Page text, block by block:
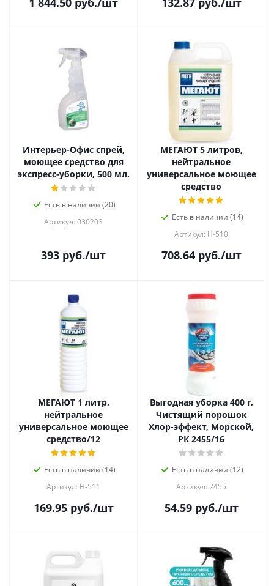
Интерьер-Офис спрей,
моющее средство для
экспресс-уборки, 500 мл.
Есть в наличии (20)
Артикул: 030203
393 руб./шт
МЕГАЮТ 5 литров,
нейтральное
универсальное моющее
средство
Есть в наличии (14)
Артикул: Н-510
708.64руб./шт
МЕГАЮТ 1 литр,
нейтральное
универсальное моющее
средство/12
Есть в наличии (14)
Артикул: Н-511
169.95руб./шт
Выгодная уборка 400 г,
Чистящий порошок
Хлор-эффект, Морской,
РК 2455/16
Есть в наличии (12)
Артикул: 2455
54.59руб./шт